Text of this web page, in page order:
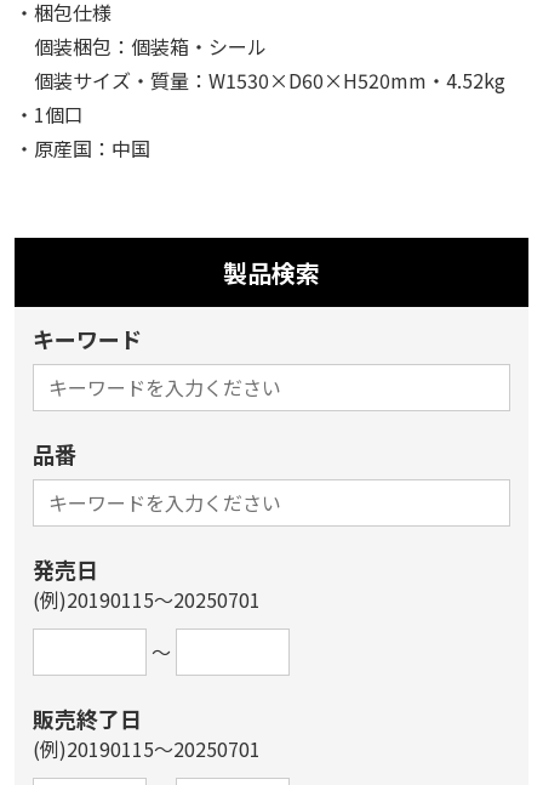
・梱包仕様
個装梱包：個装箱・シール
個装サイズ・質量：W1530×D60×H520mm・4.52kg
・1個口
・原産国：中国
製品検索
キーワード
品番
発売日
(例)20190115～20250701
～
販売終了日
(例)20190115～20250701